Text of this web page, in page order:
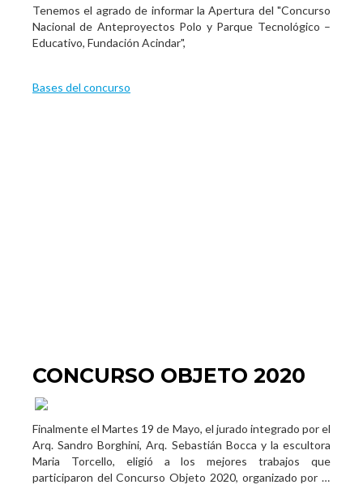
Tenemos el agrado de informar la Apertura del "Concurso
Nacional de Anteproyectos Polo y Parque Tecnológico –
Educativo, Fundación Acindar",
Bases del concurso
CONCURSO OBJETO 2020
Finalmente el Martes 19 de Mayo, el jurado integrado por el
Arq. Sandro Borghini, Arq. Sebastián Bocca y la escultora
Maria Torcello, eligió a los mejores trabajos que
participaron del Concurso Objeto 2020, organizado por el